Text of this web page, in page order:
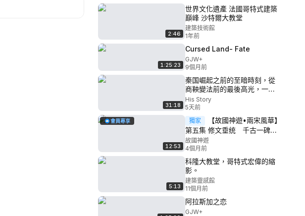
2:46
世界文化遺產 法國哥特式建築
巔峰 沙特爾大教堂
建築技術館
1年前
1:25:23
Cursed Land- Fate
GJW+
9個月前
31:18
秦国崛起之前的至暗時刻，從
商鞅變法前的最後高光，一代
雄主秦歷共公，到戰國開端的
四代亂政！
His Story
5天前
會員專享
12:53
獨家
【故國神遊•兩宋風華】
第五集 修文垂统 千古一碑
（新版）|元曦
故國神遊
4個月前
5:13
科隆大教堂，哥特式宏偉的縮
影。
建築靈感館
11個月前
阿拉斯加之恋
GJW+